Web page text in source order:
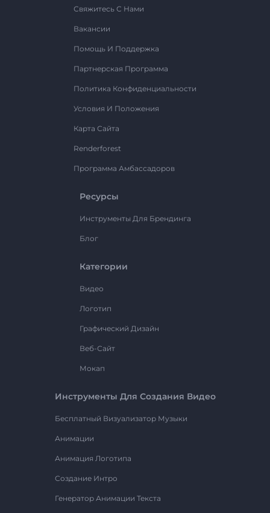
Свяжитесь С Нами
Вакансии
Помощь И Поддержка
Партнерская Программа
Политика Конфиденциальности
Условия И Положения
Карта Сайта
Renderforest
Программа Амбассадоров
Ресурсы
Инструменты Для Брендинга
Блог
Категории
Видео
Логотип
Графический Дизайн
Веб-Сайт
Мокап
Инструменты Для Создания Видео
Бесплатный Визуализатор Музыки
Анимации
Анимация Логотипа
Создание Интро
Генератор Анимации Текста